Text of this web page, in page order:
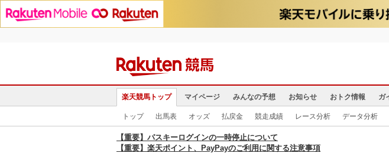
楽天競馬トップ マイページ みんなの予想 お知らせ おトク情報 ガ
トップ 出馬表 オッズ 払戻金 競走成績 レース分析 データ分析
【重要】パスキーログインの一時停止について
【重要】楽天ポイント、PayPayのご利用に関する注意事項